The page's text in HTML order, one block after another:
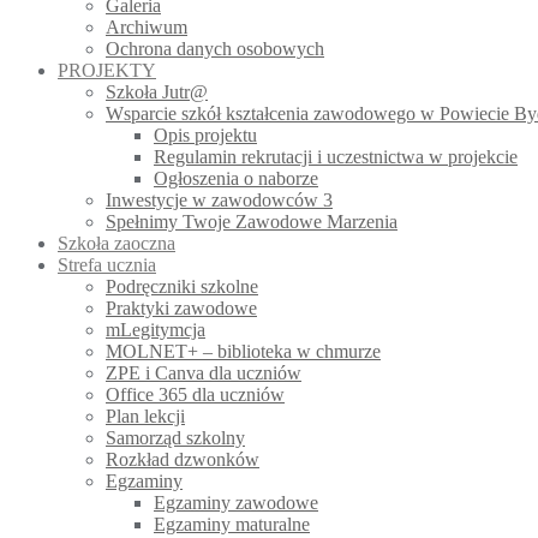
Galeria
Archiwum
Ochrona danych osobowych
PROJEKTY
Szkoła Jutr@
Wsparcie szkół kształcenia zawodowego w Powiecie
Opis projektu
Regulamin rekrutacji i uczestnictwa w projekcie
Ogłoszenia o naborze
Inwestycje w zawodowców 3
Spełnimy Twoje Zawodowe Marzenia
Szkoła zaoczna
Strefa ucznia
Podręczniki szkolne
Praktyki zawodowe
mLegitymcja
MOLNET+ – biblioteka w chmurze
ZPE i Canva dla uczniów
Office 365 dla uczniów
Plan lekcji
Samorząd szkolny
Rozkład dzwonków
Egzaminy
Egzaminy zawodowe
Egzaminy maturalne